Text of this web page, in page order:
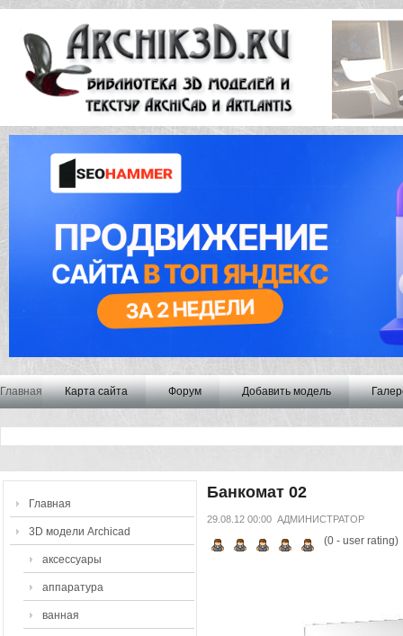
Главная Карта сайта Форум Добавить модель
Главная
3D модели Archicad
аксессуары
аппаратура
ванная
Банкомат 02
29.08.12 00:00 АДМИНИСТРАТОР
(0- user rating)